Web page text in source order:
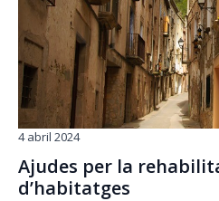
Ajudes per la
d’habitatges
4 abril 2024